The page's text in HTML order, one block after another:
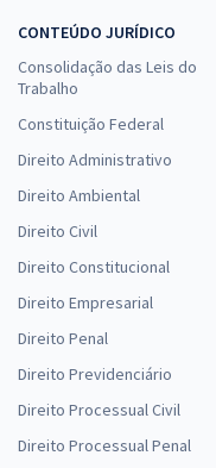
CONTEÚDO JURÍDICO
Consolidação das Leis do
Trabalho
Constituição Federal
Direito Administrativo
Direito Ambiental
Direito Civil
Direito Constitucional
Direito Empresarial
Direito Penal
Direito Previdenciário
Direito Processual Civil
Direito Processual Penal